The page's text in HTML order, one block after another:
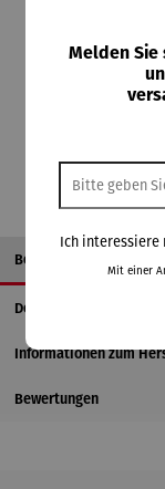
Beschreibung
Details
Informationen zum
Bewertungen
Melden Sie
Ich interessiere
Mit einer